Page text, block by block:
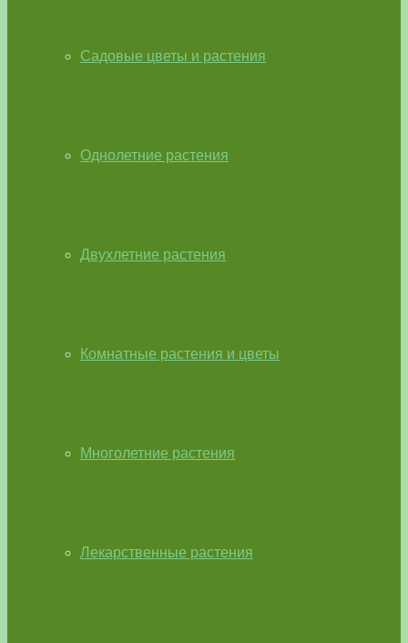
Садовые цветы и растения
Однолетние растения
Двухлетние растения
Комнатные растения и цветы
Многолетние растения
Лекарственные растения